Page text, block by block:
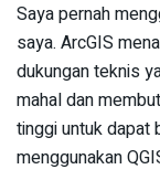
Saya pernah
saya. ArcGIS
dukungan teknis
mahal dan
tinggi untuk dapat
menggunakan